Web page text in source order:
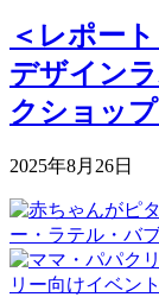
＜レポー
デザイン
クショップ
2025年8月26日